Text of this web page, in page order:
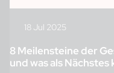
18 Jul 2025
8 Meilensteine der
und was als Nächstes